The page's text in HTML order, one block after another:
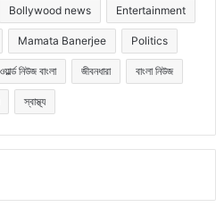
Bollywood news Entertainment
Mamata Banerjee Politics
নিউজ বাংলা জীবনধারা বাংলা নিউজ
স্বাস্থ্য